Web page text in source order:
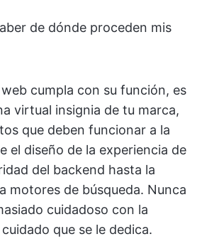
de dónde proceden mis
cumpla con su función, es
virtual insignia de tu marca,
que deben funcionar a la
el diseño de la experiencia de
del backend hasta la
motores de búsqueda. Nunca
cuidadoso con la
que se le dedica.